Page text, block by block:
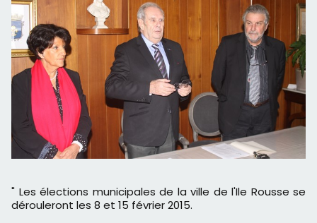
" Les élections municipales de la ville de l'Ile Rousse se
dérouleront les 8 et 15 février 2015.